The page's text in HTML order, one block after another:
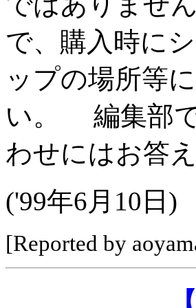
で、購入時に
ップの場所等
い。 編集部で
わせにはお答
('99年6月10日)
[Reported by